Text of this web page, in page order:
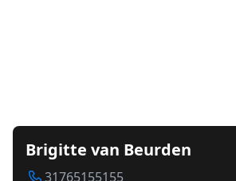
Brigitte van Beurden
31765155155